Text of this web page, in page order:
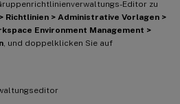
Editor zu
> Administrative Vorlagen >
Environment Management >
, und doppelklicken Sie auf